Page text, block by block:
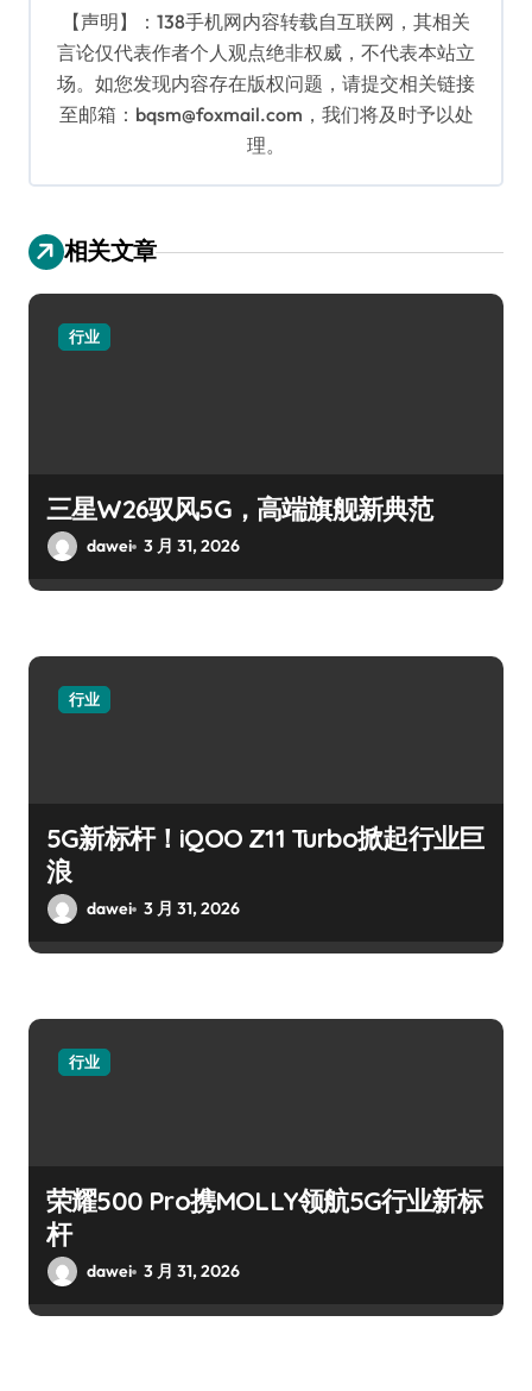
【声明】：138手机网内容转载自互联网，其相关
言论仅代表作者个人观点绝非权威，不代表本站立
场。如您发现内容存在版权问题，请提交相关链接
至邮箱：bqsm@foxmail.com，我们将及时予以处
理。
相关文章
行业
三星W26驭风5G，高端旗舰新典范
dawei 3 月 31, 2026
行业
5G新标杆！iQOO Z11 Turbo掀起行业巨
浪
dawei 3 月 31, 2026
行业
荣耀500 Pro携MOLLY领航5G行业新标
杆
dawei 3 月 31, 2026